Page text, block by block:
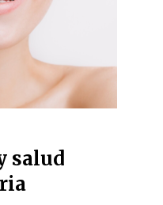
salud